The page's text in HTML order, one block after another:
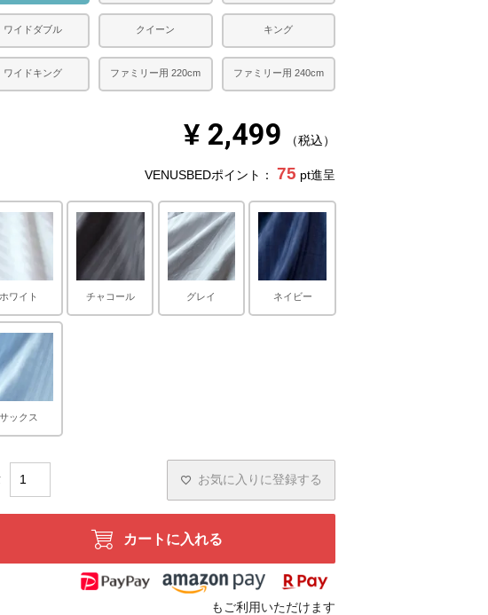
ワイドダブル クイーン キング
ワイドキング ファミリー用 220cm ファミリー用 240cm
¥ 2,499 税込
VENUSBEDポイント： 75 pt進呈
ホワイト チャコール グレイ ネイビー
サックス
お気に入りに登録する
カートに入れる
もご利用いただけます